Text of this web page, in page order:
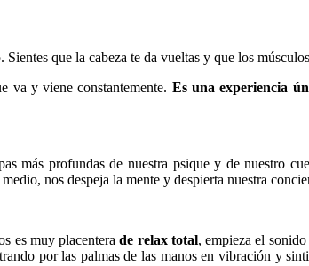
. Sientes que la cabeza te da vueltas y que los
va y viene constantemente. Es una experiencia
más profundas de nuestra psique y de nuestro
nos despeja la mente y despierta nuestra
es muy placenterade relax total, empieza el
por las palmas de las manos en vibración y